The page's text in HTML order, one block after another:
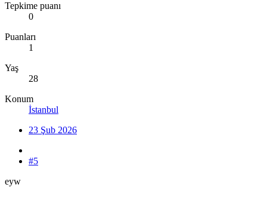
Tepkime puanı
0
Puanları
1
Yaş
28
Konum
İstanbul
23 Şub 2026
#5
eyw